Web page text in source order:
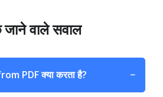
वाले सवाल
PDF क्या करता है? −